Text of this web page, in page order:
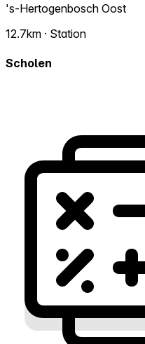
's-Hertogenbosch Oost
12.7km · Station
Scholen